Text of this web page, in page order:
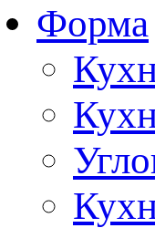
Форма